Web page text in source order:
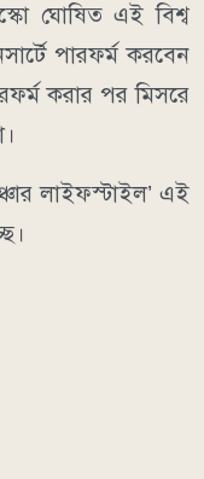
ঘোষিত এই বিশ্ব
পারফর্ম করবেন
করার পর মিসরে
লাইফস্টাইল’ এই